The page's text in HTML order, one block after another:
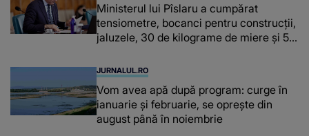
Ministerul lui Pîslaru a cumpărat
tensiometre, bocanci pentru construcții,
jaluzele, 30 de kilograme de miere și 50
JURNALUL.RO
Vom avea apă după program: curge în
ianuarie și februarie, se oprește din
august până în noiembrie